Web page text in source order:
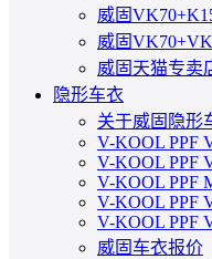
威固
威固
威固天猫专卖
隐形车衣
关于威固隐形
V-KOOL PPF
V-KOOL PPF
V-KOOL PPF
V-KOOL PPF
V-KOOL PPF
威固车衣报价